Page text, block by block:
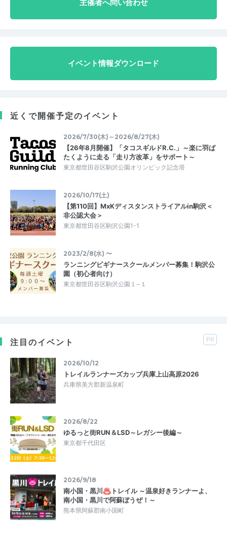
主催者へ問い合わせ
イベント情報ダウンロード
近くで開催予定のイベント
2026/7/30(木)～2026/8/27(木)
【26年8月開催】「タコスギルドR.C.」～楽に羽ば
たくように走る「走り方改革」をサポート～
東京都世田谷区駒沢公園オリンピック記念塔
2026/10/17(土)
【第110回】MxKディスタンストライアルin駒沢＜
非公認大会＞
東京都世田谷区駒沢公園1-1
2023/2/8(水) 〜
ランニングビギナースクールメンバー募集！駒沢公
園（初心者向け）
東京都世田谷区駒沢公園１−１
注目のイベント PR
2026/10/12
トレイルランナーズカップ兵庫上山高原2026
兵庫県美方郡新温泉町
2026/8/22
ゆるっと街RUN＆LSD～レガシー後編～
東京都千代田区
2026/9/18
南小国・黒川♨トレイル ～温泉好きランナーよ、
南小国・黒川で阿蘇ぼうぜ！～
熊本県阿蘇郡南小国町